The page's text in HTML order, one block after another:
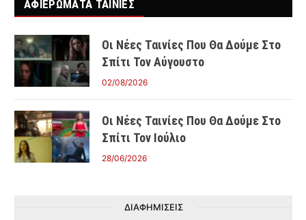
ΑΦΙΕΡΩΜΑΤΑ ΤΑΙΝΊΕΣ
Οι Νέες Ταινίες Που Θα Δούμε Στο
Σπίτι Τον Αύγουστο
02/08/2026
Οι Νέες Ταινίες Που Θα Δούμε Στο
Σπίτι Τον Ιούλιο
28/06/2026
ΔΙΑΦΗΜΙΣΕΙΣ